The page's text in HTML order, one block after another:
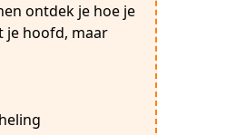
ontdek je hoe je
hoofd, maar